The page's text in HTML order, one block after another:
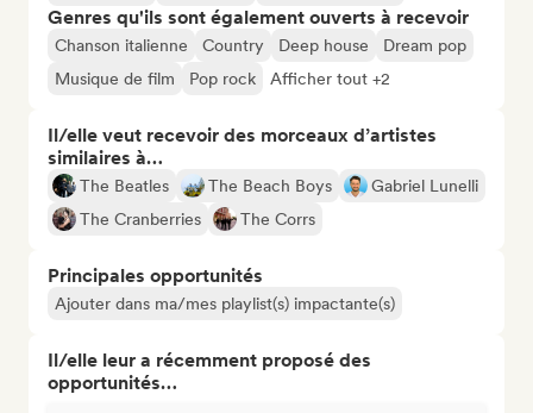
Genres qu'ils sont également ouverts à recevoir
Chanson italienne Country Deep house
Dream pop
Musique de film
Pop rock Afficher tout +2
Il/elle veut recevoir des morceaux d’artistes
similaires à…
The Beatles The Beach Boys
Gabriel Lunelli
The Cranberries
The Corrs
Principales opportunités
Ajouter dans ma/mes playlist(s) impactante(s)
Il/elle leur a récemment proposé des
opportunités…